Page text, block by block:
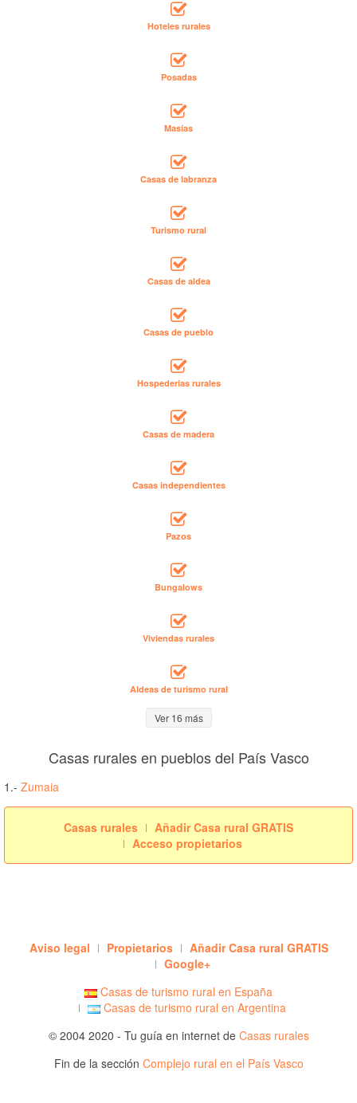
Hoteles rurales
Posadas
Masías
Casas de labranza
Turismo rural
Casas de aldea
Casas de pueblo
Hospederías rurales
Casas de madera
Casas independientes
Pazos
Bungalows
Viviendas rurales
Aldeas de turismo rural
Ver 16 más
Casas rurales en pueblos del País Vasco
1.- Zumaia
Casas rurales
Añadir Casa rural GRATIS
Acceso propietarios
Aviso legal Propietarios
Añadir Casa rural GRATIS
Google+
Casas de turismo rural en España
Casas de turismo rural en Argentina
© 2004 2020 - Tu guía en internet de Casas rurales
Fin de la sección Complejo rural en el País Vasco